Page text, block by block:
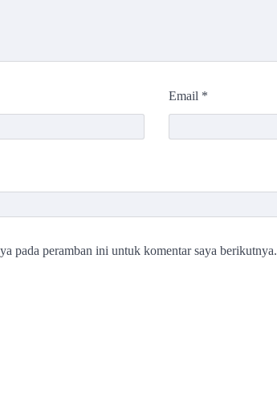
Email *
pada peramban ini untuk komentar saya berikutnya.